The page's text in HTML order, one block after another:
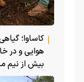
کاساوا؛
هوایی و در
بیش از نیم